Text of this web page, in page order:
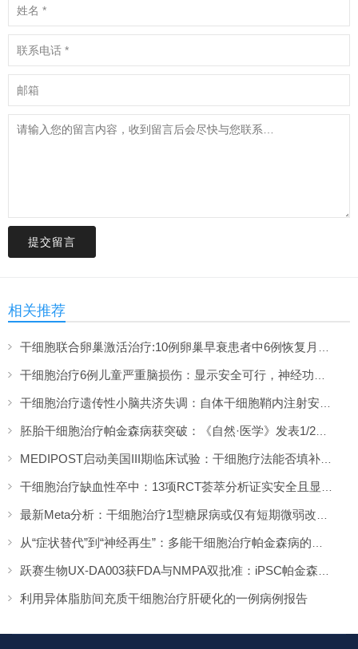
提交留言
相关推荐
利用异体脂肪间充质干细胞治疗肝硬化的一例病例报告